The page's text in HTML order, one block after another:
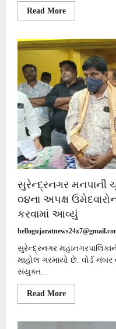
Read MoreRead
A-
ડિવિઝન
પોલીસે
કારના
સાયલેન્સરની
ચોરી
કરતી
ગેંગનો
પર્દાફાશ
કર્યો
સુરેન્દ્રનગર મનપાની
૦૪ના અપક્ષ
કરવામાં આવ્યું
સુરેન્દ્રનગર
માહોલ ગરમાયો છે. વોર્ડ
સંયુક્ત...
Read MoreRead
more